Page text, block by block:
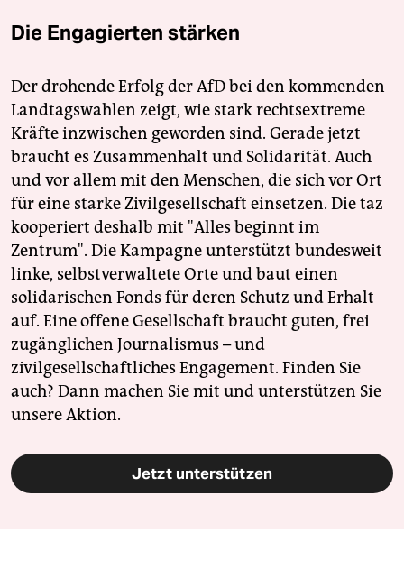
Die Engagierten stärken
Der drohende Erfolg der AfD bei den kommenden
Landtagswahlen zeigt, wie stark rechtsextreme
Kräfte inzwischen geworden sind. Gerade jetzt
braucht es Zusammenhalt und Solidarität. Auch
und vor allem mit den Menschen, die sich vor Ort
für eine starke Zivilgesellschaft einsetzen. Die taz
kooperiert deshalb mit "Alles beginnt im
Zentrum". Die Kampagne unterstützt bundesweit
linke, selbstverwaltete Orte und baut einen
solidarischen Fonds für deren Schutz und Erhalt
auf. Eine offene Gesellschaft braucht guten, frei
zugänglichen Journalismus – und
zivilgesellschaftliches Engagement. Finden Sie
auch? Dann machen Sie mit und unterstützen Sie
unsere Aktion.
Jetzt unterstützen